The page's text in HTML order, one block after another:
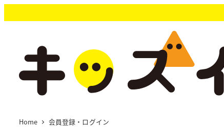
イ
Home 会員登録・ログイン